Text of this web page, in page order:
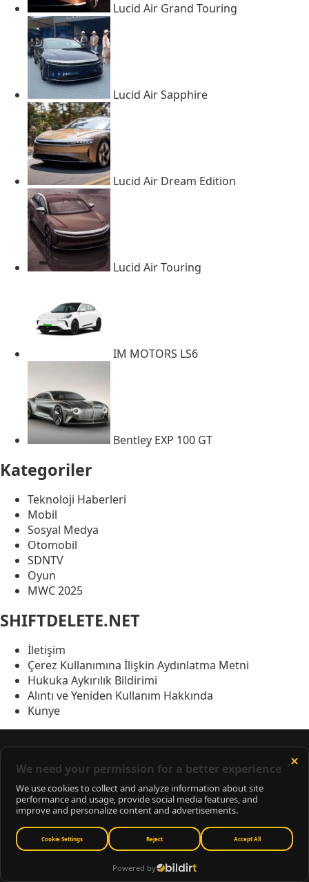
Lucid Air Grand Touring
Lucid Air Sapphire
Lucid Air Dream Edition
Lucid Air Touring
IM MOTORS LS6
Bentley EXP 100 GT
Kategoriler
Teknoloji Haberleri
Mobil
Sosyal Medya
Otomobil
SDNTV
Oyun
MWC 2025
SHIFTDELETE.NET
İletişim
Çerez Kullanımına İlişkin Aydınlatma Metni
Hukuka Aykırılık Bildirimi
Alıntı ve Yeniden Kullanım Hakkında
Künye
Türkiye'nin en büyük teknoloji haber sitesi olarak, teknoloji
dünyasından gelişmeleri anlık olarak paylaşıyoruz.